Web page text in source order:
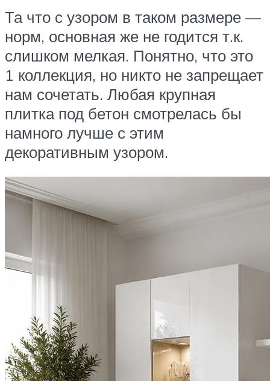
Та что с узором в таком размере —
норм, основная же не годится т.к.
слишком мелкая. Понятно, что это
1 коллекция, но никто не запрещает
нам сочетать. Любая крупная
плитка под бетон смотрелась бы
намного лучше с этим
декоративным узором.